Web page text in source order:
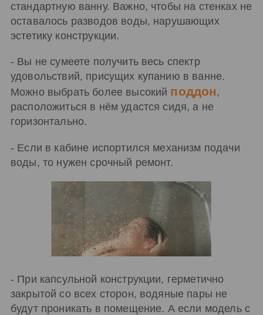
стандартную ванну. Важно, чтобы на стенках не
оставалось разводов воды, нарушающих
эстетику конструкции.
- Вы не сумеете получить весь спектр
удовольствий, присущих купанию в ванне.
Можно выбрать более высокий поддон,
расположиться в нём удастся сидя, а не
горизонтально.
- Если в кабине испортился механизм подачи
воды, то нужен срочный ремонт.
- При капсульной конструкции, герметично
закрытой со всех сторон, водяные пары не
будут проникать в помещение. А если модель с